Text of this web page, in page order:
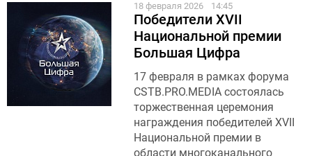
18 февраля 2026 14:45
Победители XVII
Национальной премии
Большая Цифра
17 февраля в рамках форума
CSTB.PRO.MEDIA состоялась
торжественная церемония
награждения победителей XVII
Национальной премии в
области многоканального